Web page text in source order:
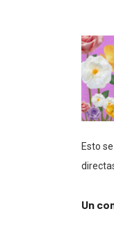
Esto
Un